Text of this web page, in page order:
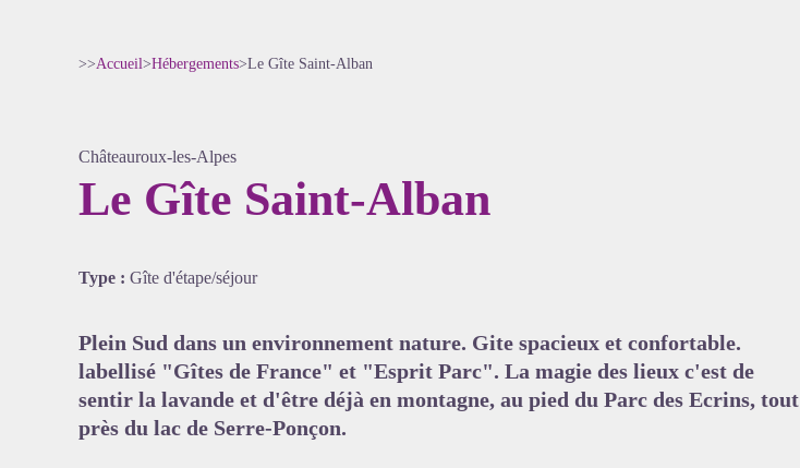
>>Accueil>Hébergements>Le Gîte Saint-Alban
Châteauroux-les-Alpes
Le Gîte Saint-Alban
Type : Gîte d'étape/séjour
Plein Sud dans un environnement nature. Gite spacieux et confortable.
labellisé "Gîtes de France" et "Esprit Parc". La magie des lieux c'est de
sentir la lavande et d'être déjà en montagne, au pied du Parc des Ecrins, tout
près du lac de Serre-Ponçon.